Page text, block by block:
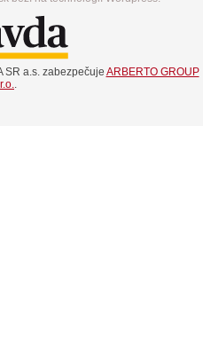
SR a.s. zabezpečuje ARBERTO GROUP
.